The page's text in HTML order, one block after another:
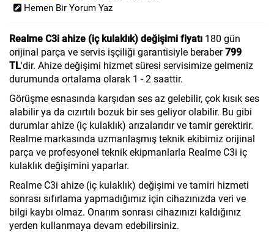
Hemen Bir Yorum Yaz
Realme C3i ahize (iç kulaklık) değişimi fiyatı 180 gün
orijinal parça ve servis işçiliği garantisiyle beraber799
TL'dir. Ahize değişimi hizmet süresi servisimize gelmeniz
durumunda ortalama olarak 1 - 2 saattir.
Görüşme esnasında karşıdan ses az gelebilir, çok kısık ses
alabilir ya da cızırtılı bozuk bir ses geliyor olabilir. Bu gibi
durumlar ahize (iç kulaklık) arızalarıdır ve tamir gerektirir.
Realme markasında uzmanlaşmış teknik ekibimiz orijinal
parça ve profesyonel teknik ekipmanlarla Realme C3i iç
kulaklık değişimini yaparlar.
Realme C3i ahize (iç kulaklık) değişimi ve tamiri hizmeti
sonrası sıfırlama yapmadığımız için cihazınızda veri ve
bilgi kaybı olmaz. Onarım sonrası cihazınızı kaldığınız
yerden kullanmaya devam edebilirsiniz.